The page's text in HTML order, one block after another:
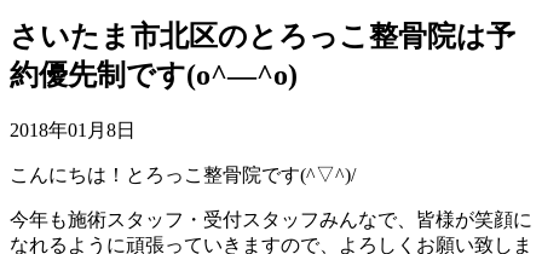
さいたま市北区のとろっこ整骨院は予
約優先制です(o^―^o)
2018年01月8日
こんにちは！とろっこ整骨院です(^▽^)/
今年も施術スタッフ・受付スタッフみんなで、皆様が笑顔に
なれるように頑張っていきますので、よろしくお願い致しま